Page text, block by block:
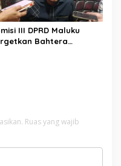
III DPRD Maluku
Bahtera
Ruas yang wajib